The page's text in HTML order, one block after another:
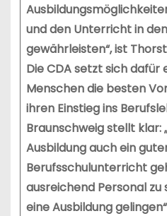
und den Unterricht in
gewährleisten“, ist
Die CDA setzt sich dafür
Menschen die besten
ihren Einstieg ins
Braunschweig stellt klar:
Ausbildung auch ein
Berufsschulunterricht
ausreichend Personal zu
eine Ausbildung